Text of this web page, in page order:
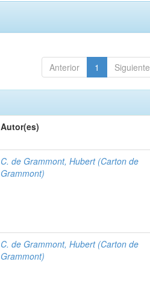
Anterior 1 Siguiente
Autor(es)
C. de Grammont, Hubert (Carton de
Grammont)
C. de Grammont, Hubert (Carton de
Grammont)